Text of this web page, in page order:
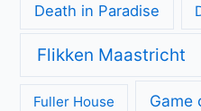
Death in Paradise
Flikken Maastricht
Fuller House Game